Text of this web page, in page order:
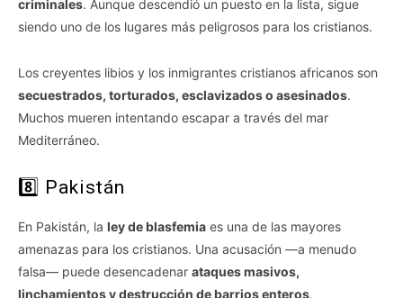
criminales. Aunque descendió un puesto en la lista, sigue
siendo uno de los lugares más peligrosos para los cristianos.
Los creyentes libios y los inmigrantes cristianos africanos son
secuestrados, torturados, esclavizados o asesinados.
Muchos mueren intentando escapar a través del mar
Mediterráneo.
8️⃣ Pakistán
En Pakistán, la ley de blasfemia es una de las mayores
amenazas para los cristianos. Una acusación —a menudo
falsa— puede desencadenar ataques masivos,
linchamientos y destrucción de barrios enteros.